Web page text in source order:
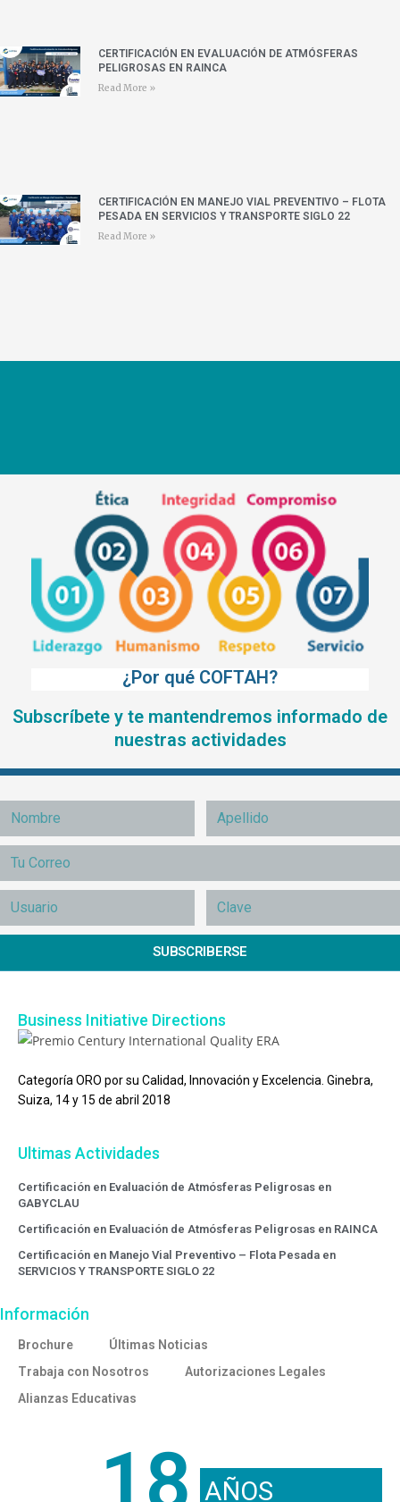
CERTIFICACIÓN EN EVALUACIÓN DE ATMÓSFERAS
PELIGROSAS EN RAINCA
Read More »
CERTIFICACIÓN EN MANEJO VIAL PREVENTIVO – FLOTA
PESADA EN SERVICIOS Y TRANSPORTE SIGLO 22
Read More »
¿Por qué COFTAH?
Subscríbete y te mantendremos informado de
nuestras actividades
SUBSCRIBERSE
Business Initiative Directions
Categoría ORO por su Calidad, Innovación y Excelencia. Ginebra,
Suiza, 14 y 15 de abril 2018
Ultimas Actividades
Certificación en Evaluación de Atmósferas Peligrosas en
GABYCLAU
Certificación en Evaluación de Atmósferas Peligrosas en RAINCA
Certificación en Manejo Vial Preventivo – Flota Pesada en
SERVICIOS Y TRANSPORTE SIGLO 22
Información
Brochure
Últimas Noticias
Trabaja con Nosotros
Autorizaciones Legales
Alianzas Educativas
18 AÑOS